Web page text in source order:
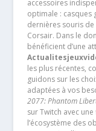
accessoires
optimale : casques
dernières souris
Corsair. Dans le
bénéficient d’une
les plus récentes,
guidons sur les
adaptées à vos
2077: Phantom
sur Twitch avec
l’écosystème des